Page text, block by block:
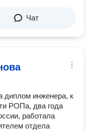
Чат
диплом инженера, к
РОПа, два года
работала
отдела